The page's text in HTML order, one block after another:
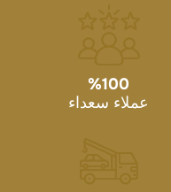
100
%
عملاء سعداء